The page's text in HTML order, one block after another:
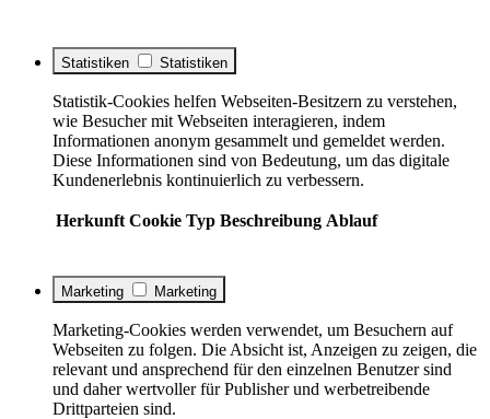
Statistiken Statistiken
Statistik-Cookies helfen Webseiten-Besitzern zu verstehen,
wie Besucher mit Webseiten interagieren, indem
Informationen anonym gesammelt und gemeldet werden.
Diese Informationen sind von Bedeutung, um das digitale
Kundenerlebnis kontinuierlich zu verbessern.
Herkunft Cookie Typ Beschreibung Ablauf
Marketing Marketing
Marketing-Cookies werden verwendet, um Besuchern auf
Webseiten zu folgen. Die Absicht ist, Anzeigen zu zeigen, die
relevant und ansprechend für den einzelnen Benutzer sind
und daher wertvoller für Publisher und werbetreibende
Drittparteien sind.